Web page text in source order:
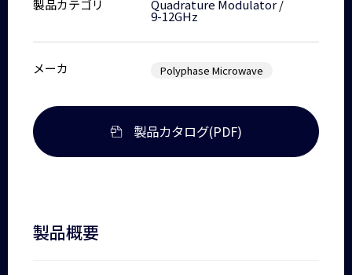
製品カテゴリ Quadrature Modulator/
9-12GHz
メーカ Polyphase Microwave
製品カタログ(PDF)
製品概要